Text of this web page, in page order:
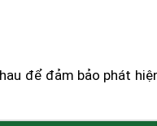
để đảm bảo phát